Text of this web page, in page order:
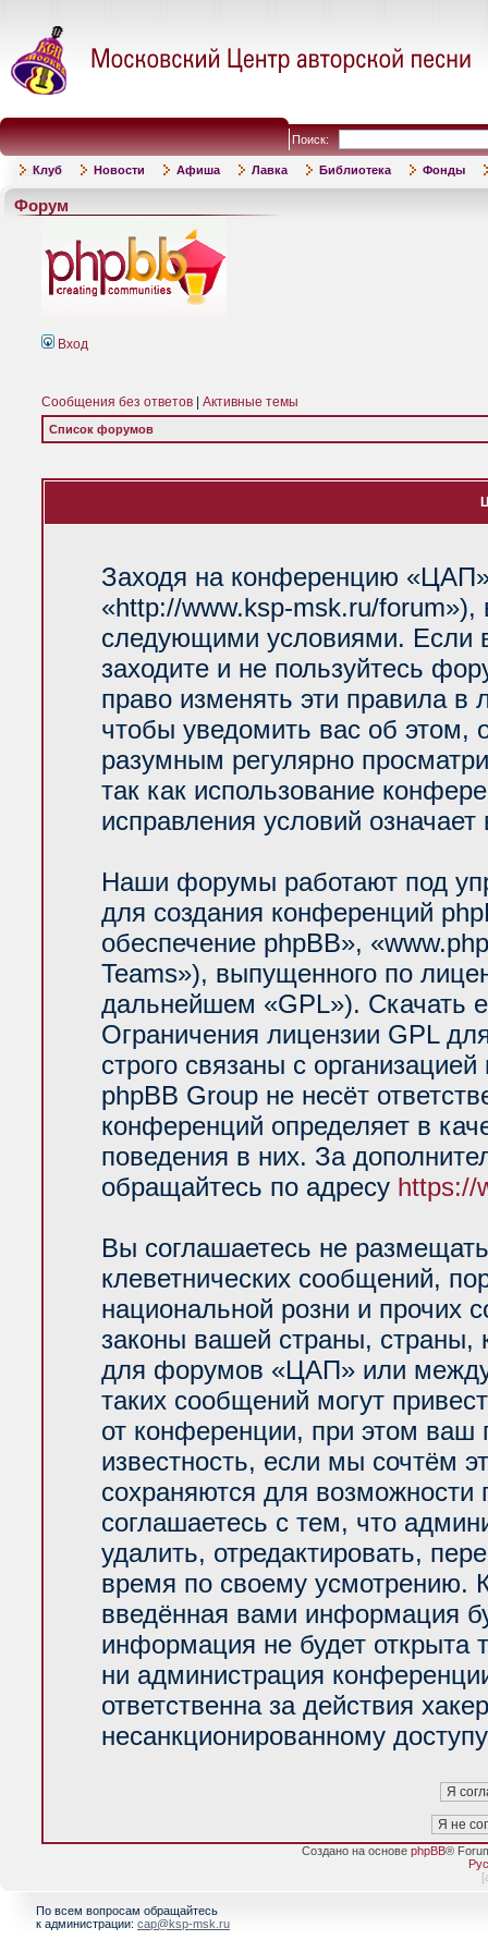
Поиск:
Клуб Новости Афиша Лавка Библиотека Фонды
Форум
Вход
Сообщения без ответов Активные темы
Список форумов
Заходя на конференцию
«http://www.ksp-msk.ru/forum»),
следующими условиями. Если
заходите и не пользуйтесь
право изменять эти правила
чтобы уведомить вас об
разумным регулярно
так как использование
исправления условий
Наши форумы работают под
для создания конференций
обеспечение phpBB»,
Teams»), выпущенного по
дальнейшем «GPL»). Скачать
Ограничения лицензии GPL
строго связаны с
phpBB Group не несёт
конференций определяет в
поведения в них. За
обращайтесь по адресу https://
Вы соглашаетесь не
клеветнических сообщений,
национальной розни и прочих
законы вашей страны, страны,
для форумов «ЦАП» или
таких сообщений могут
от конференции, при этом ваш
известность, если мы сочтём
сохраняются для возможности
соглашаетесь с тем, что
удалить, отредактировать,
время по своему усмотрению.
введённая вами информация
информация не будет открыта
ни администрация
ответственна за действия
несанкционированному
Создано на основе phpBB®
[
По всем вопросам обращайтесь
к администрации: cap@ksp-msk.ru